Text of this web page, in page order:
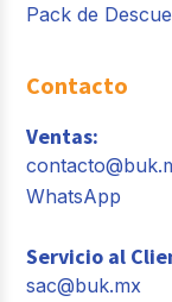
Pack de
Contacto
Ventas:
WhatsApp
Servicio al
sac@buk.mx